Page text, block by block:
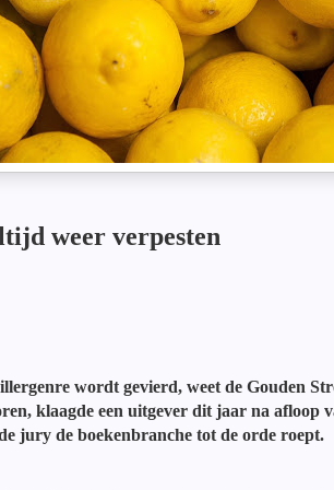
weer verpesten
wordt gevierd, weet de Gouden
klaagde een uitgever dit jaar na afloop
jury de boekenbranche tot de orde roept.